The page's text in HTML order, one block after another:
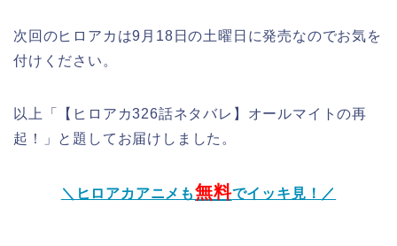
次回のヒロアカは9月18日の土曜日に発売なのでお気を
付けください。
以上「【ヒロアカ326話ネタバレ】オールマイトの再
起！」と題してお届けしました。
＼ヒロアカアニメも無料でイッキ見！／